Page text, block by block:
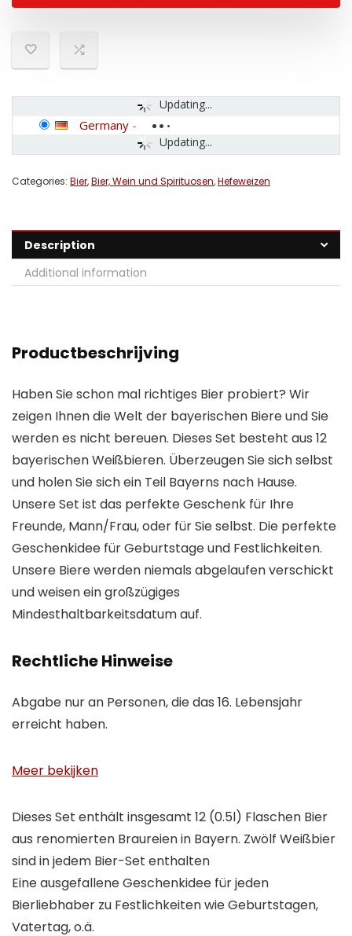
Updating...
Updating...
Germany -
Categories: Bier,Bier, Wein und Spirituosen,Hefeweizen
Description
Additional information
Productbeschrijving
Haben Sie schon mal richtiges Bier probiert? Wir
zeigen Ihnen die Welt der bayerischen Biere und Sie
werden es nicht bereuen. Dieses Set besteht aus 12
bayerischen Weißbieren. Überzeugen Sie sich selbst
und holen Sie sich ein Teil Bayerns nach Hause.
Unsere Set ist das perfekte Geschenk für Ihre
Freunde, Mann/Frau, oder für Sie selbst. Die perfekte
Geschenkidee für Geburtstage und Festlichkeiten.
Unsere Biere werden niemals abgelaufen verschickt
und weisen ein großzügiges
Mindesthaltbarkeitsdatum auf.
Rechtliche Hinweise
Abgabe nur an Personen, die das 16. Lebensjahr
erreicht haben.
Meer bekijken
Dieses Set enthält insgesamt 12 (0.5l) Flaschen Bier
aus renomierten Braureien in Bayern. Zwölf Weißbier
sind in jedem Bier-Set enthalten
Eine ausgefallene Geschenkidee für jeden
Bierliebhaber zu Festlichkeiten wie Geburtstagen,
Vatertag, o.ä.